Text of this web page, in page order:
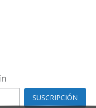
SUSCRIPCIÓN